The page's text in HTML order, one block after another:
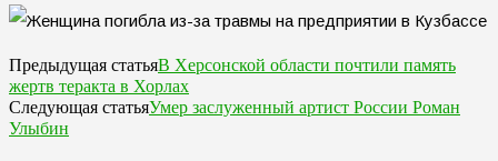
Предыдущая статьяВ Херсонской области почтили память
жертв теракта в Хорлах
Следующая статьяУмер заслуженный артист России Роман
Улыбин